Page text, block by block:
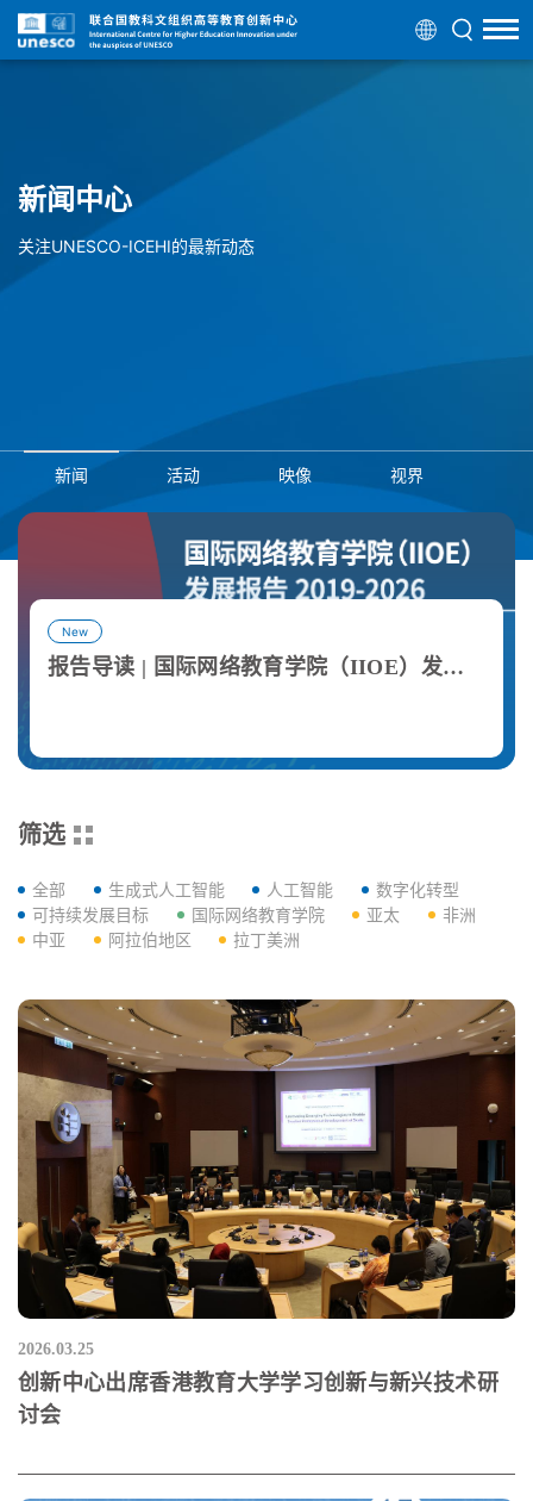
新闻中心
关注UNESCO-ICEHI的最新动态
新闻 活动 映像 视界
New
报告导读 | 国际网络教育学院（IIOE）发展报告
筛选
全部 生成式人工智能 人工智能
数字化转型
可持续发展目标
国际网络教育学院 亚太
非洲
中亚
阿拉伯地区 拉丁美洲
2026.03.25
创新中心出席香港教育大学学习创新与新兴技术研
讨会